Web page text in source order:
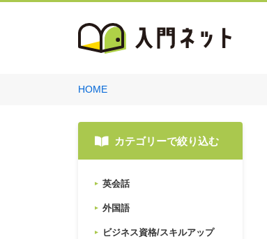
HOME
カテゴリーで絞り込む
英会話
外国語
ビジネス資格/スキルアップ